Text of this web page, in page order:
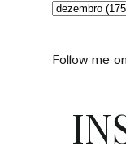
Follow me